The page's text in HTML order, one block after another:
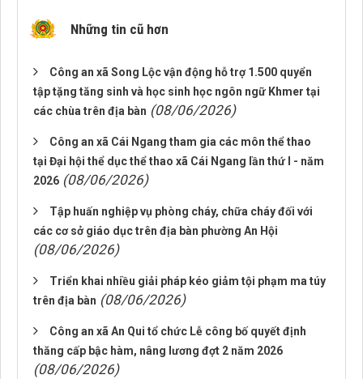
Những tin cũ hơn
Công an xã Song Lộc vận động hỗ trợ 1.500 quyển
tập tặng tăng sinh và học sinh học ngôn ngữ Khmer tại
các chùa trên địa bàn (08/06/2026)
Công an xã Cái Ngang tham gia các môn thể thao
tại Đại hội thể dục thể thao xã Cái Ngang lần thứ I - năm
2026 (08/06/2026)
Tập huấn nghiệp vụ phòng cháy, chữa cháy đối với
các cơ sở giáo dục trên địa bàn phường An Hội
(08/06/2026)
Triển khai nhiều giải pháp kéo giảm tội phạm ma túy
trên địa bàn (08/06/2026)
Công an xã An Qui tổ chức Lễ công bố quyết định
thăng cấp bậc hàm, nâng lương đợt 2 năm 2026
(08/06/2026)